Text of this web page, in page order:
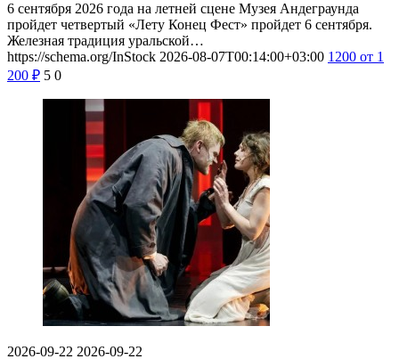
6 сентября 2026 года на летней сцене Музея Андеграунда
пройдет четвертый «Лету Конец Фест» пройдет 6 сентября.
Железная традиция уральской…
https://schema.org/InStock 2026-08-07T00:14:00+03:00 1200 от 1
200 ₽ 5 0
2026-09-22 2026-09-22